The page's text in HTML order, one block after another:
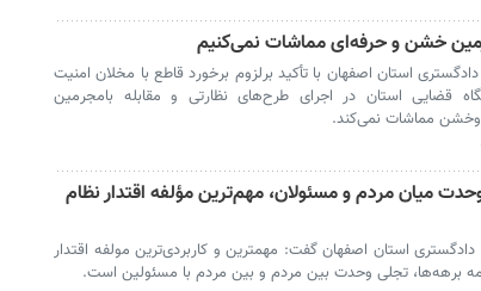
خشن و حرفه‌ای مماشات نمی‌کنیم
استان اصفهان با تأکید برلزوم برخورد قاطع با مخلان امنیت
قضایی استان در اجرای طرح‌های نظارتی و مقابله بامجرمین
وخشن مماشات نمی‌کند.
میان مردم و مسئولان، مهم‌ترین مؤلفه اقتدار نظام
استان اصفهان گفت: مهمترین و کاربردی‌ترین مولفه اقتدار
برهه‌ها، تجلی وحدت بین مردم و بین مردم با مسئولین است.